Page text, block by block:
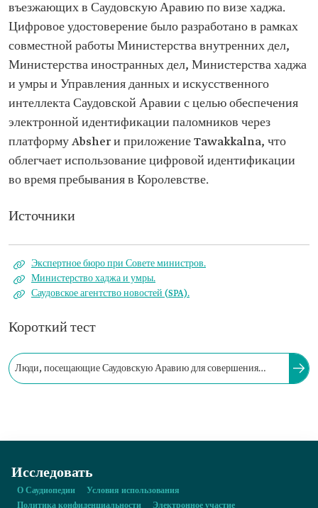
въезжающих в Саудовскую Аравию по визе хаджа.
Цифровое удостоверение было разработано в рамках
совместной работы Министерства внутренних дел,
Министерства иностранных дел, Министерства хаджа
и умры и Управления данных и искусственного
интеллекта Саудовской Аравии с целью обеспечения
электронной идентификации паломников через
платформу Absher и приложение Tawakkalna, что
облегчает использование цифровой идентификации
во время пребывания в Королевстве.
Источники
Экспертное бюро при Совете министров.
Министерство хаджа и умры.
Саудовское агентство новостей (SPA).
Короткий тест
Люди, посещающие Саудовскую Аравию для совершения
срока действия визы.
Исследовать
О Саудиопедии
Условия использования
Политика конфиденциальности
Электронное участие